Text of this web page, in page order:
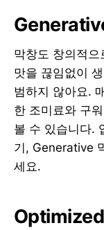
막창도 창의적
맛을 끊임없이
범하지 않아요.
한 조미료와 구
볼 수 있습니다.
기, Generative
세요.